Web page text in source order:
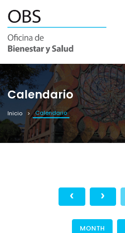
Calendario
Inicio Calendario
MONTH